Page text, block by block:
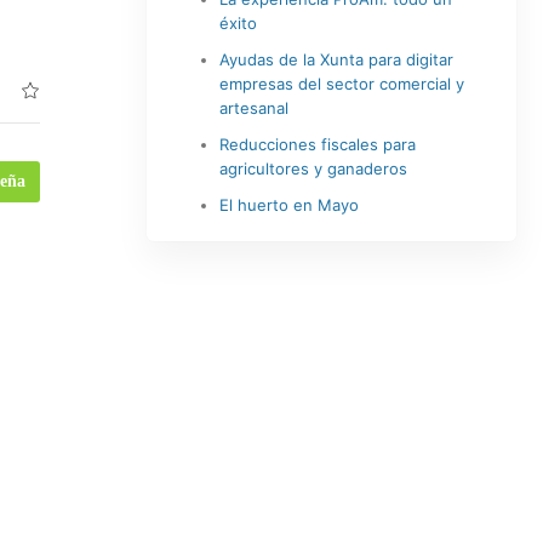
éxito
Ayudas de la Xunta para digitar
empresas del sector comercial y
artesanal
Reducciones fiscales para
agricultores y ganaderos
El huerto en Mayo